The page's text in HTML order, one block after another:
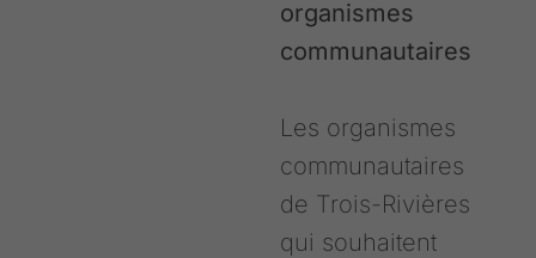
organismes
communautaires
Les organismes
communautaires
de Trois-Rivières
qui souhaitent